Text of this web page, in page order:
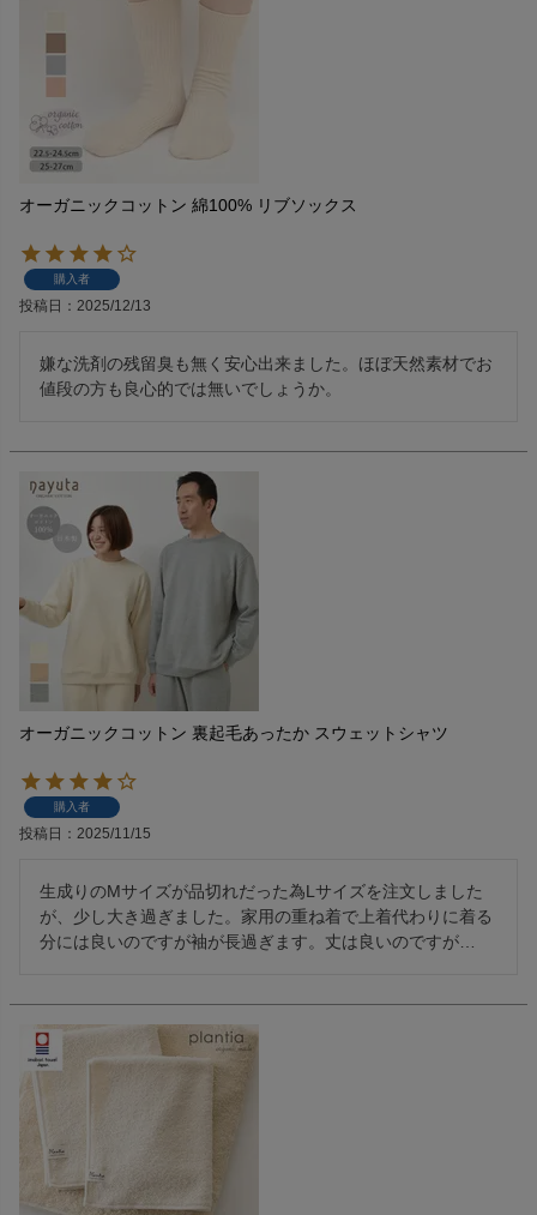
オーガニックコットン 綿100% リブソックス
購入者
投稿日 2025/12/13
嫌な洗剤の残留臭も無く安心出来ました。ほぼ天然素材でお
値段の方も良心的では無いでしょうか。
オーガニックコットン 裏起毛あったか スウェットシャツ
購入者
投稿日 2025/11/15
生成りのMサイズが品切れだった為Lサイズを注文しました
が、少し大き過ぎました。家用の重ね着で上着代わりに着る
分には良いのですが袖が長過ぎます。丈は良いのですが…